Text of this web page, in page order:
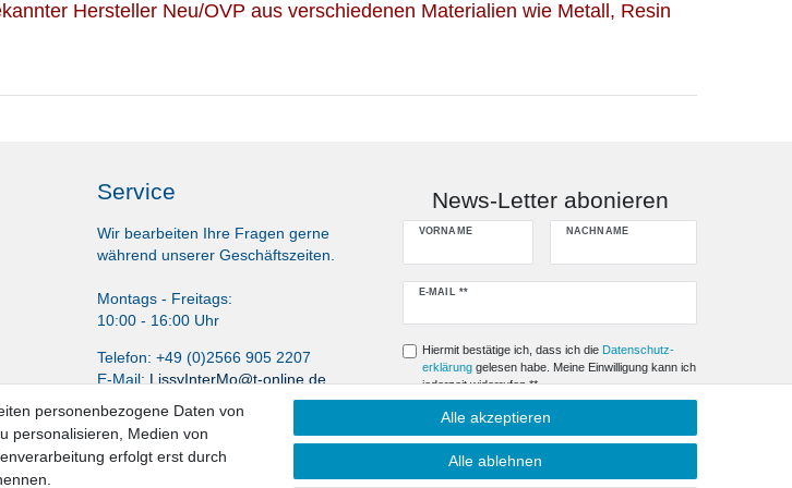
Hersteller Neu/OVP aus verschiedenen Materialien wie Metall, Resin
Service
Wir bearbeiten Ihre Fragen gerne
während unserer Geschäftszeiten.
Montags - Freitags:
10:00 - 16:00 Uhr
Telefon: +49 (0)2566 905 2207
E-Mail: LissyInterMo@t-online.de
News-Letter abonieren
VORNAME NACHNAME
E-MAIL **
Newsletter
Hiermit bestätige ich, dass ich die Daten­schutz­
erklärunggelesen habe. Meine Einwilligung kann ich
jederzeit widerrufen.**
Abonnieren
personenbezogene Daten von
personalisieren, Medien von
erfolgt erst durch
Alle akzeptieren
Alle ablehnen